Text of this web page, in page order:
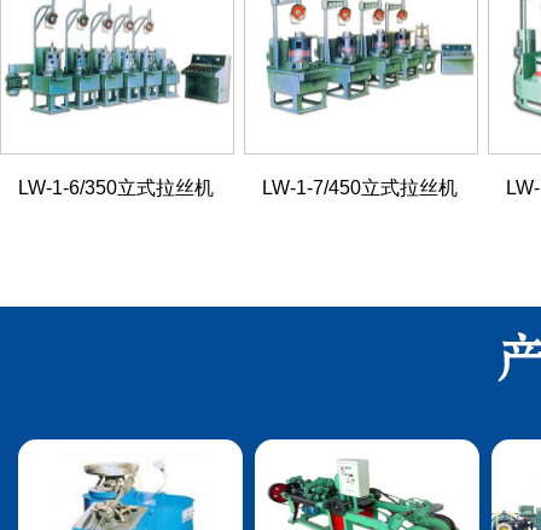
LW-1-6/350立式拉丝机 LW-1-7/450立式拉丝机